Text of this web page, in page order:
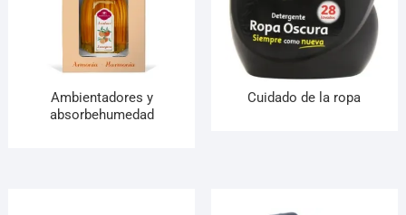
Ambientadores y
absorbehumedad
Cuidado de la ropa